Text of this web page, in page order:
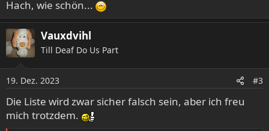
n
:
Hach, wie schön...
Vauxdvihl
Till Deaf Do Us Part
19. Dez. 2023 #3
Die Liste wird zwar sicher falsch sein, aber ich freu
mich trotzdem.